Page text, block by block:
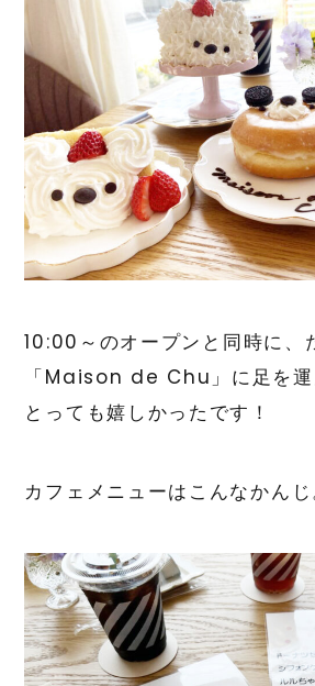
10:00～のオープンと同時に、
「Maison de Chu」に足を運
とっても嬉しかったです！
カフェメニューはこんなかんじ